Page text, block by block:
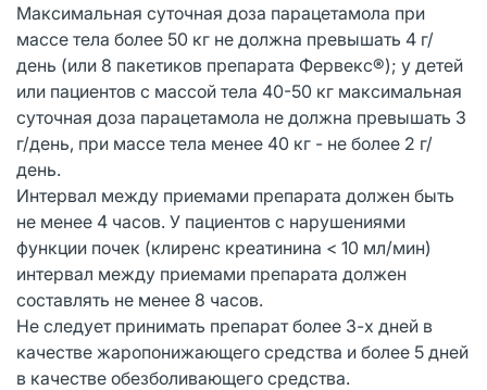
Максимальная суточная доза парацетамола при
массе тела более 50 кг не должна превышать 4 г/
день (или 8 пакетиков препарата Фервекс®); у детей
или пациентов с массой тела 40-50 кг максимальная
суточная доза парацетамола не должна превышать 3
г/день, при массе тела менее 40 кг - не более 2 г/
день.
Интервал между приемами препарата должен быть
не менее 4 часов. У пациентов с нарушениями
функции почек (клиренс креатинина < 10 мл/мин)
интервал между приемами препарата должен
составлять не менее 8 часов.
Не следует принимать препарат более 3-х дней в
качестве жаропонижающего средства и более 5 дней
в качестве обезболивающего средства.